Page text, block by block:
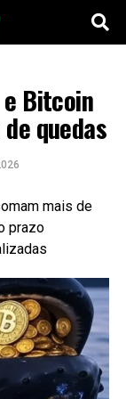
Bitcoin
quedas
mais de
prazo